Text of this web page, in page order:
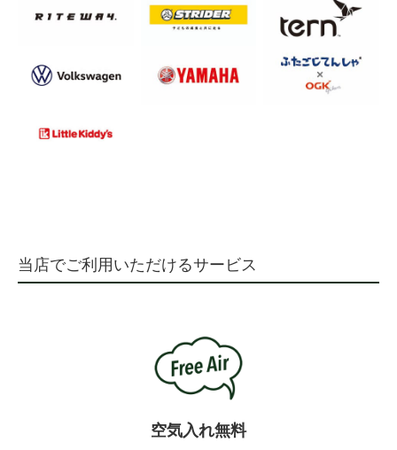
当店でご利用いただけるサービス
空気入れ無料